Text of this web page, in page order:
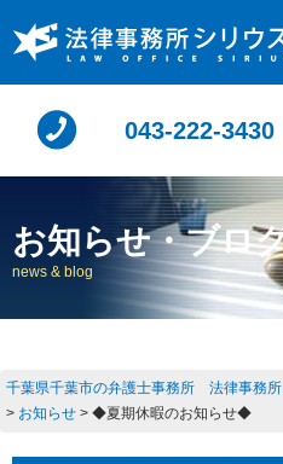
043-222-3430
お知らせ・ブロ
news & blog
千葉県千葉市の弁護士事務所 法律事務所
> お知らせ > ◆夏期休暇のお知らせ◆